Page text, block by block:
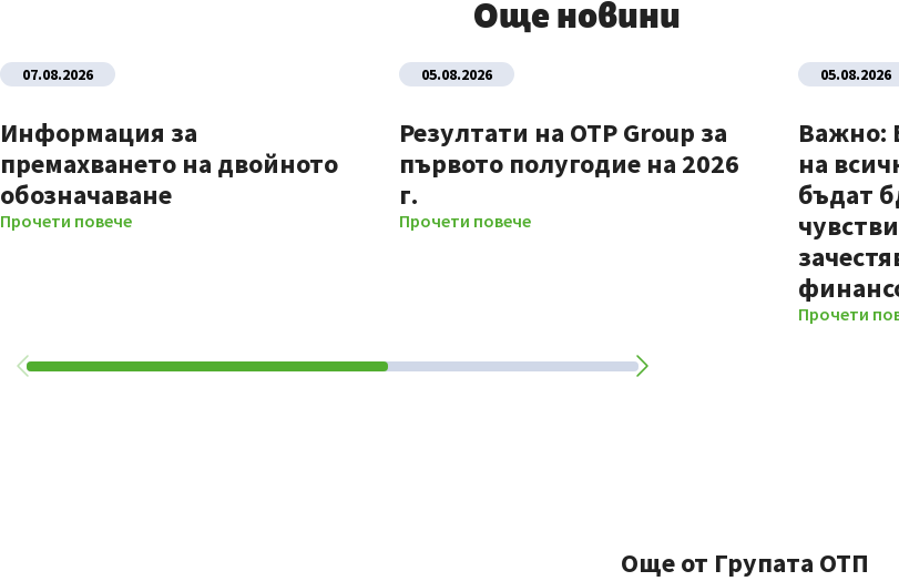
Още новини
07.08.2026
Информация за
премахването на двойното
обозначаване
Прочети повече
05.08.2026
Резултати на OTP Group за
първото полугодие на 2026
г.
Прочети повече
05.08.2026
Важно:
на
бъдат
Прочети
Още от Групата ОТП